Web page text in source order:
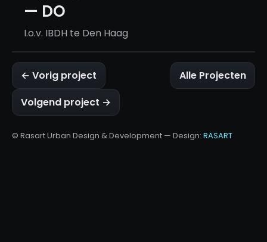
— DO
I.o.v. IBDH te Den Haag
← Vorig project
Alle Projecten
Volgend project →
© Rasart Urban Design & Development — Design: RASART